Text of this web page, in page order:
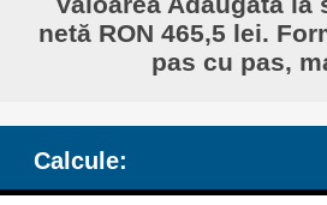
netă RON 465,5 lei.
pas cu pas,
Calcule: